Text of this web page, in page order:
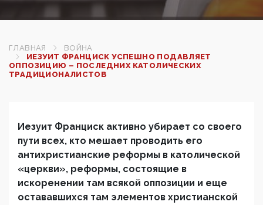
ГЛАВНАЯ
ВОЙНА
ИЕЗУИТ ФРАНЦИСК УСПЕШНО ПОДАВЛЯЕТ
ОППОЗИЦИЮ – ПОСЛЕДНИХ КАТОЛИЧЕСКИХ
ТРАДИЦИОНАЛИСТОВ
Иезуит Франциск активно убирает со своего
пути всех, кто мешает проводить его
антихристианские реформы в католической
«церкви», реформы, состоящие в
искоренении там всякой оппозиции и еще
остававшихся там элементов христианской